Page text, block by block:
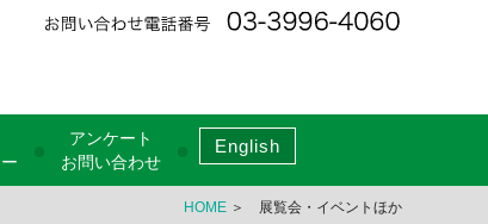
アンケート
お問い合わせ
English
HOME ＞ 展覧会・イベントほか